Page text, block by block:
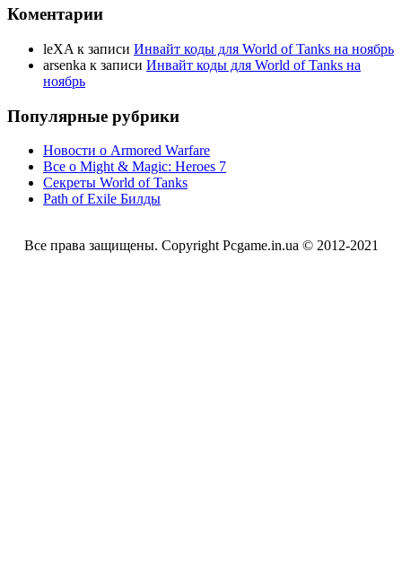
Коментарии
leXA к записи Инвайт коды для World of Tanks на ноябрь
arsenka к записи Инвайт коды для World of Tanks на
ноябрь
Популярные рубрики
Новости о Armored Warfare
Все о Might & Magic: Heroes 7
Секреты World of Tanks
Path of Exile Билды
Все права защищены. Copyright Pcgame.in.ua © 2012-2021